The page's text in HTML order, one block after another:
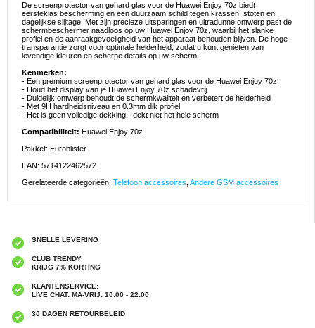
De screenprotector van gehard glas voor de Huawei Enjoy 70z biedt
eersteklas bescherming en een duurzaam schild tegen krassen, stoten en
dagelijkse slijtage. Met zijn precieze uitsparingen en ultradunne ontwerp past de
schermbeschermer naadloos op uw Huawei Enjoy 70z, waarbij het slanke
profiel en de aanraakgevoeligheid van het apparaat behouden blijven. De hoge
transparantie zorgt voor optimale helderheid, zodat u kunt genieten van
levendige kleuren en scherpe details op uw scherm.
Kenmerken:
- Een premium screenprotector van gehard glas voor de Huawei Enjoy 70z
- Houd het display van je Huawei Enjoy 70z schadevrij
- Duidelijk ontwerp behoudt de schermkwaliteit en verbetert de helderheid
- Met 9H hardheidsniveau en 0.3mm dik profiel
- Het is geen volledige dekking - dekt niet het hele scherm
Compatibiliteit: Huawei Enjoy 70z
Pakket: Euroblister
EAN: 5714122462572
Gerelateerde categorieën: Telefoon accessoires Andere GSM accessoires
SNELLE LEVERING
CLUB TRENDY
KRIJG 7% KORTING
KLANTENSERVICE:
LIVE CHAT: MA-VRIJ: 10:00 - 22:00
30 DAGEN RETOURBELEID